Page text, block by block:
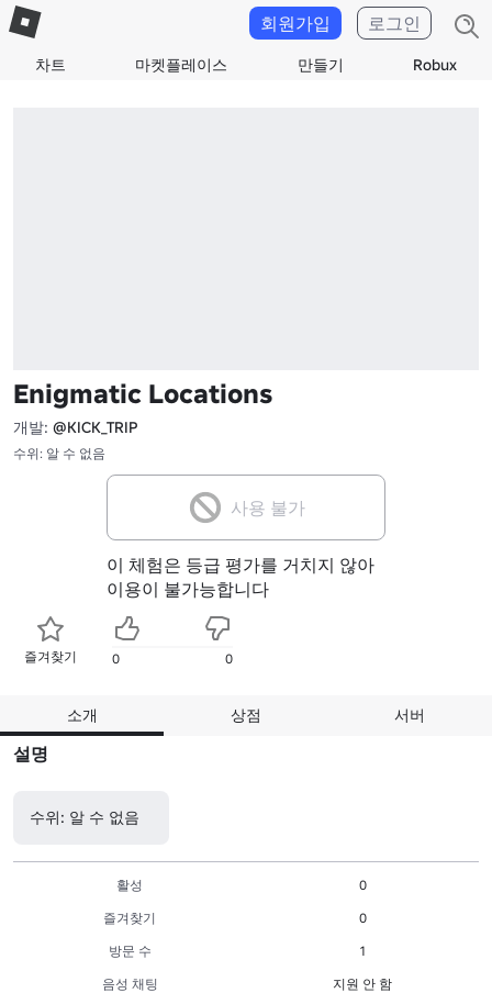
차트 마켓플레이스 만들기 Robux
회원가입 로그인
Enigmatic Locations
개발: @KICK_TRIP
수위: 알 수 없음
사용 불가
이 체험은 등급 평가를 거치지 않아
이용이 불가능합니다
즐겨찾기 0 0
소개 상점 서버
설명
수위: 알 수 없음
활성
0
즐겨찾기
0
방문 수
1
음성 채팅
지원 안 함